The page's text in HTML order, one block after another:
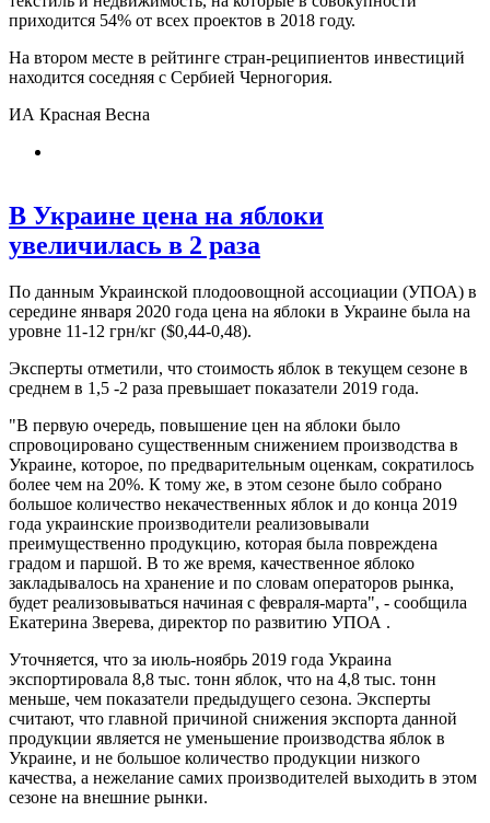
приходится 54% от всех проектов в 2018 году.
На втором месте в рейтинге стран-реципиентов инвестиций
находится соседняя с Сербией Черногория.
ИА Красная Весна
В Украине цена на яблоки
увеличилась в 2 раза
По данным Украинской плодоовощной ассоциации (УПОА) в
середине января 2020 года цена на яблоки в Украине была на
уровне 11-12 грн/кг ($0,44-0,48).
Эксперты отметили, что стоимость яблок в текущем сезоне в
среднем в 1,5 -2 раза превышает показатели 2019 года.
"В первую очередь, повышение цен на яблоки было
спровоцировано существенным снижением производства в
Украине, которое, по предварительным оценкам, сократилось
более чем на 20%. К тому же, в этом сезоне было собрано
большое количество некачественных яблок и до конца 2019
года украинские производители реализовывали
преимущественно продукцию, которая была повреждена
градом и паршой. В то же время, качественное яблоко
закладывалось на хранение и по словам операторов рынка,
будет реализовываться начиная с февраля-марта", - сообщила
Екатерина Зверева, директор по развитию УПОА .
Уточняется, что за июль-ноябрь 2019 года Украина
экспортировала 8,8 тыс. тонн яблок, что на 4,8 тыс. тонн
меньше, чем показатели предыдущего сезона. Эксперты
считают, что главной причиной снижения экспорта данной
продукции является не уменьшение производства яблок в
Украине, и не большое количество продукции низкого
качества, а нежелание самих производителей выходить в этом
сезоне на внешние рынки.